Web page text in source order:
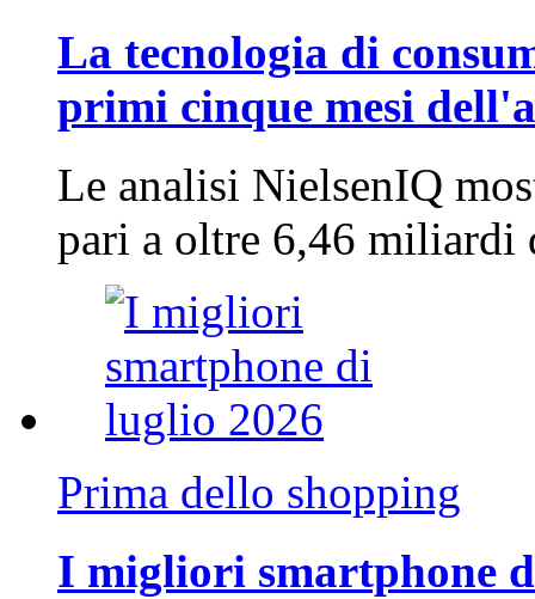
La tecnologia di
primi cinque mesi
Le analisi NielsenIQ
pari a oltre 6,46
Prima dello shopping
I migliori smartphone